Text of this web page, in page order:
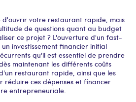
d'ouvrir votre restaurant rapide, mais
de questions quant au budget
ce projet ? L'ouverture d'un fast-
investissement financier initial
qu'il est essentiel de prendre
maintenant les différents coûts
restaurant rapide, ainsi que les
réduire ces dépenses et financer
entrepreneuriale.